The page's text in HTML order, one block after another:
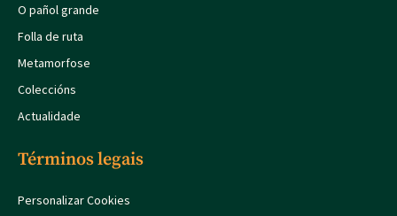
O pañol grande
Folla de ruta
Metamorfose
Coleccións
Actualidade
Términos legais
Personalizar Cookies